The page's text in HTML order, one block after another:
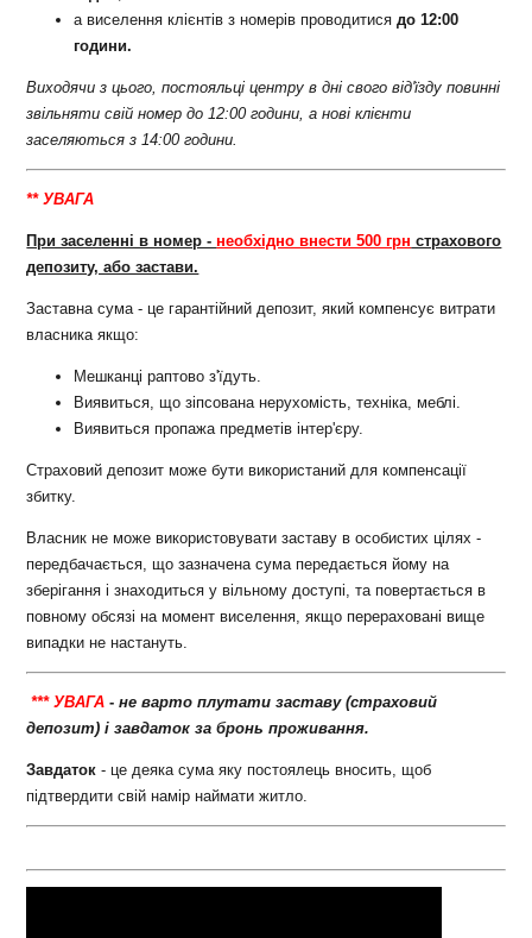
а виселення клієнтів з номерів проводитисядо 12:00
години.
Виходячи з цього, постояльці центру в дні свого від'їзду повинні
звільняти свій номер до 12:00 години, а нові клієнти
заселяються з 14:00 години.
** УВАГА
При заселенні в номер -необхідно внести 500 грн страхового
депозиту, або застави.
Заставна сума - це гарантійний депозит, який компенсує витрати
власника якщо:
Мешканці раптово з'їдуть.
Виявиться, що зіпсована нерухомість, техніка, меблі.
Виявиться пропажа предметів інтер'єру.
Страховий депозит може бути використаний для компенсації
збитку.
Власник не може використовувати заставу в особистих цілях -
передбачається, що зазначена сума передається йому на
зберігання і знаходиться у вільному доступі, та повертається в
повному обсязі на момент виселення, якщо перераховані вище
випадки не настануть.
***УВАГА - не варто плутати заставу (страховий
депозит) і завдаток за бронь проживання.
Завдаток - це деяка сума яку постоялець вносить, щоб
підтвердити свій намір наймати житло.